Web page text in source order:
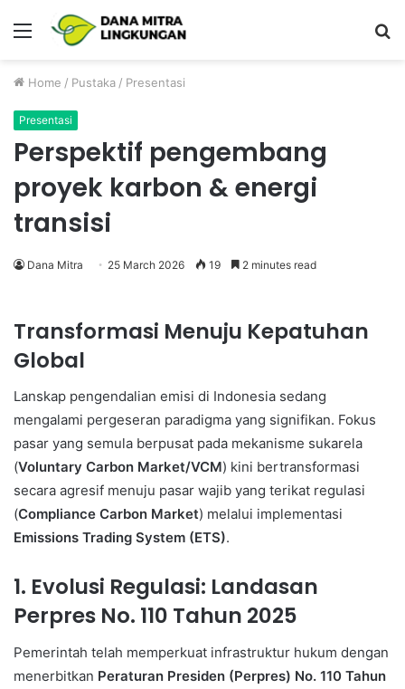
Menu
Home / Pustaka / Presentasi
Presentasi
Perspektif pengembang
proyek karbon & energi
transisi
Dana Mitra 25 March 2026 19 2 minutes read
Transformasi Menuju Kepatuhan
Global
Lanskap pengendalian emisi di Indonesia sedang
mengalami pergeseran paradigma yang signifikan. Fokus
pasar yang semula berpusat pada mekanisme sukarela
(Voluntary Carbon Market/VCM) kini bertransformasi
secara agresif menuju pasar wajib yang terikat regulasi
(Compliance Carbon Market) melalui implementasi
Emissions Trading System (ETS).
1. Evolusi Regulasi: Landasan
Perpres No. 110 Tahun 2025
Pemerintah telah memperkuat infrastruktur hukum dengan
menerbitkan Peraturan Presiden (Perpres) No. 110 Tahun